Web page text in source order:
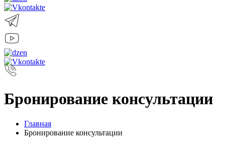
Бронирование консультации
Главная
Бронирование консультации